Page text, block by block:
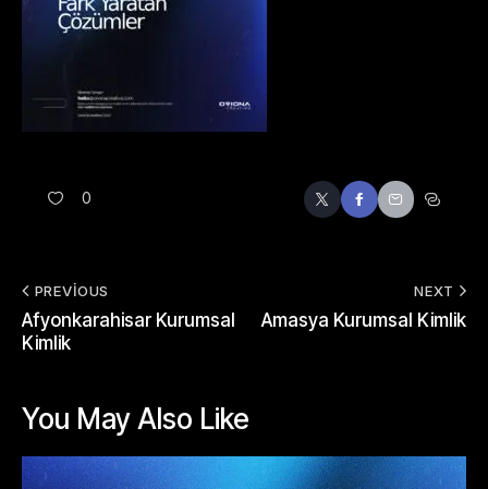
0
PREVIOUS
Afyonkarahisar Kurumsal
Kimlik
NEXT
Amasya Kurumsal Kimlik
You May Also Like